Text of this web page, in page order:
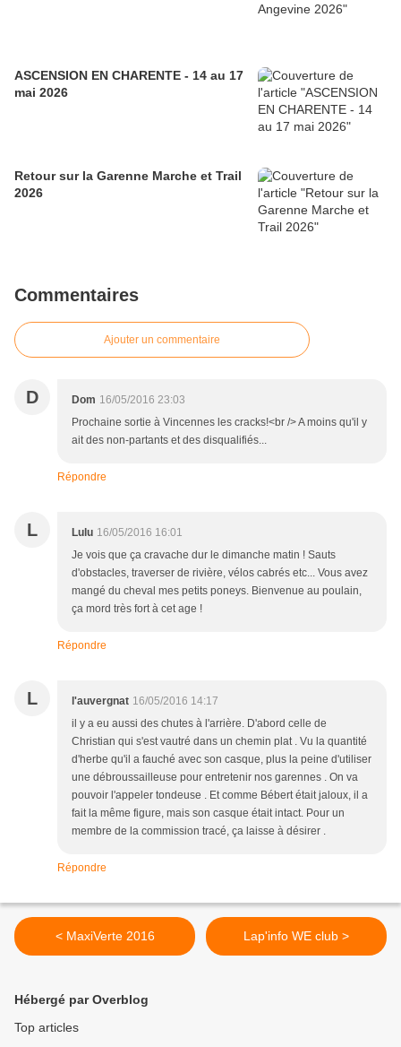
ASCENSION EN CHARENTE - 14 au 17
mai 2026
Retour sur la Garenne Marche et Trail
2026
Commentaires
Ajouter un commentaire
D Dom 16/05/2016 23:03
Prochaine sortie à Vincennes les cracks!<br /> A moins qu'il y
ait des non-partants et des disqualifiés...
Répondre
L Lulu 16/05/2016 16:01
Je vois que ça cravache dur le dimanche matin ! Sauts
d'obstacles, traverser de rivière, vélos cabrés etc... Vous avez
mangé du cheval mes petits poneys. Bienvenue au poulain,
ça mord très fort à cet age !
Répondre
L l'auvergnat 16/05/2016 14:17
il y a eu aussi des chutes à l'arrière. D'abord celle de
Christian qui s'est vautré dans un chemin plat . Vu la quantité
d'herbe qu'il a fauché avec son casque, plus la peine d'utiliser
une débroussailleuse pour entretenir nos garennes . On va
pouvoir l'appeler tondeuse . Et comme Bébert était jaloux, il a
fait la même figure, mais son casque était intact. Pour un
membre de la commission tracé, ça laisse à désirer .
Répondre
< MaxiVerte 2016 Lap'info WE club >
Hébergé par Overblog
Top articles